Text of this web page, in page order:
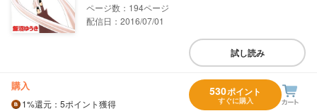
194
配信日：2016/07/01
試し読み
購入
1%還元 ：5ポイント獲得
530ポイント
すぐに購入